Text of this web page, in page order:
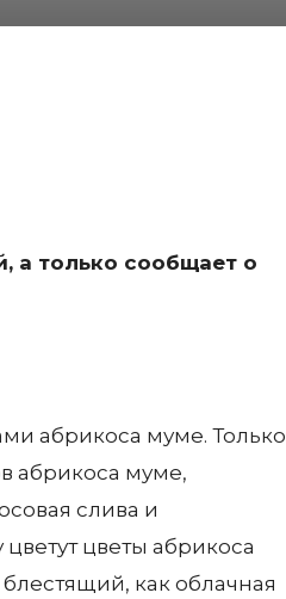
а только сообщает о
абрикоса муме. Только
абрикоса муме,
слива и
цветы абрикоса
как облачная